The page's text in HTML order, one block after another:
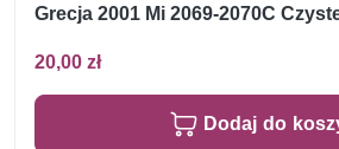
Grecja 2001 Mi 2069-2070C
20,00 zł
Dodaj do